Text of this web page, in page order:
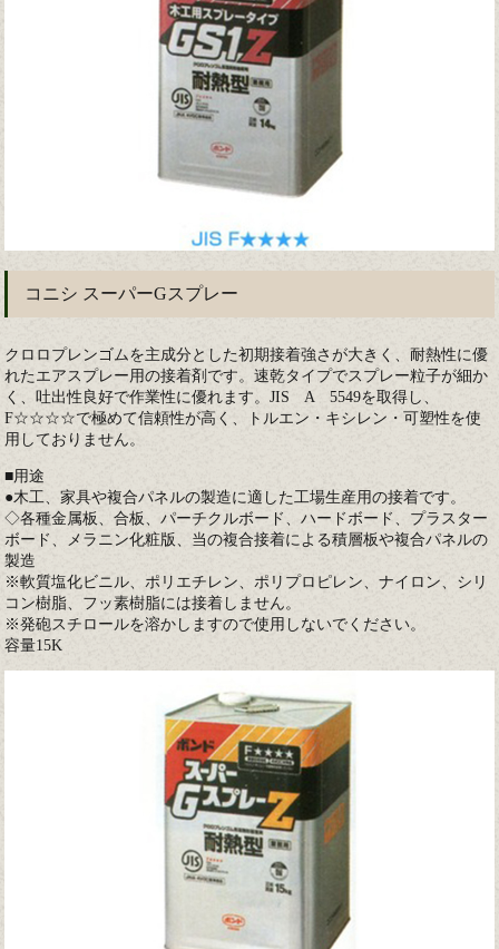
コニシ スーパーGスプレー
クロロプレンゴムを主成分とした初期接着強さが大きく、耐熱性に優
れたエアスプレー用の接着剤です。速乾タイプでスプレー粒子が細か
く、吐出性良好で作業性に優れます。JIS A 5549を取得し、
F☆☆☆☆で極めて信頼性が高く、トルエン・キシレン・可塑性を使
用しておりません。
■用途
●木工、家具や複合パネルの製造に適した工場生産用の接着です。
◇各種金属板、合板、パーチクルボード、ハードボード、プラスター
ボード、メラニン化粧版、当の複合接着による積層板や複合パネルの
製造
※軟質塩化ビニル、ポリエチレン、ポリプロピレン、ナイロン、シリ
コン樹脂、フッ素樹脂には接着しません。
※発砲スチロールを溶かしますので使用しないでください。
容量15K